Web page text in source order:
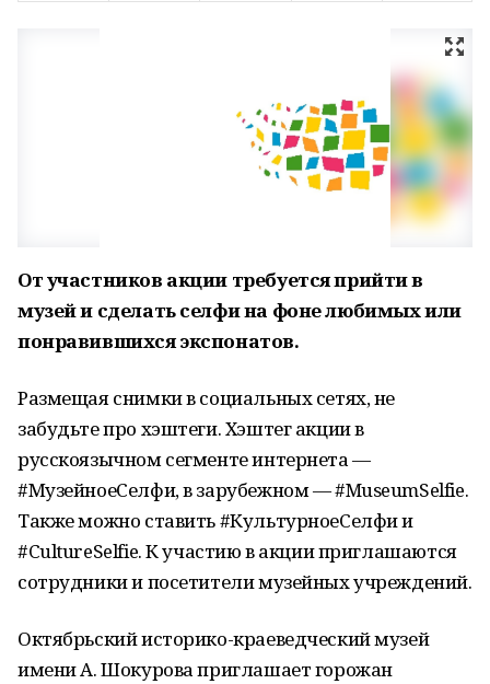
От участников акции требуется прийти в
музей и сделать селфи на фоне любимых или
понравившихся экспонатов.
Размещая снимки в социальных сетях, не
забудьте про хэштеги. Хэштег акции в
русскоязычном сегменте интернета —
#МузейноеСелфи, в зарубежном — #MuseumSelfie.
Также можно ставить #КультурноеСелфи и
#CultureSelfie. К участию в акции приглашаются
сотрудники и посетители музейных учреждений.
Октябрьский историко-краеведческий музей
имени А. Шокурова приглашает горожан